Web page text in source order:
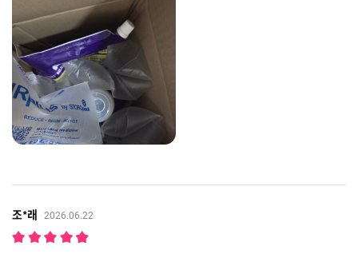
조*래 2026.06.22